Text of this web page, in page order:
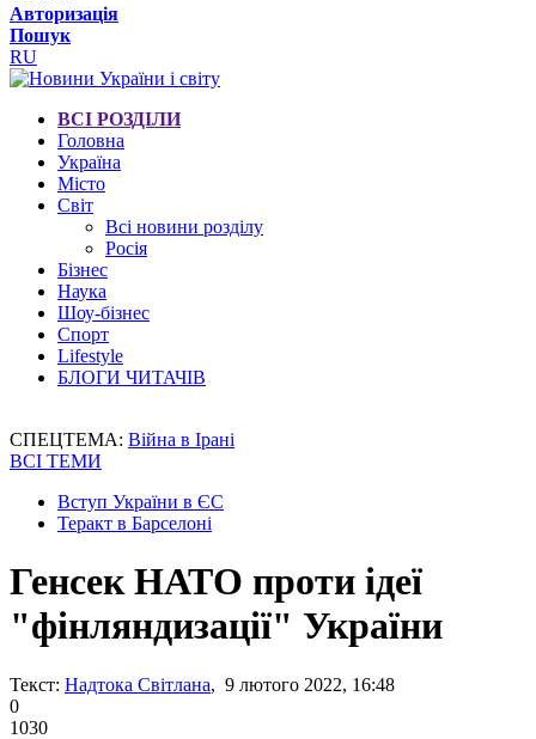
Авторизація
Пошук
RU
ВСІ РОЗДІЛИ
Головна
Україна
Місто
Світ
Всі новини розділу
Росія
Бізнес
Наука
Шоу-бізнес
Спорт
Lifestyle
БЛОГИ ЧИТАЧІВ
СПЕЦТЕМА: Війна в Ірані
ВСІ ТЕМИ
Вступ України в ЄС
Теракт в Барселоні
Генсек НАТО проти ідеї
"фінляндизації" України
Текст: Надтока Світлана, 9 лютого 2022, 16:48
0
1030